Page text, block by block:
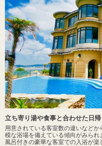
立ち寄り湯や食事と合わせた日
用意されている客室数の違いなど
模な浴場を備えている傾向がみら
風呂付きの豪華な客室での入浴が楽